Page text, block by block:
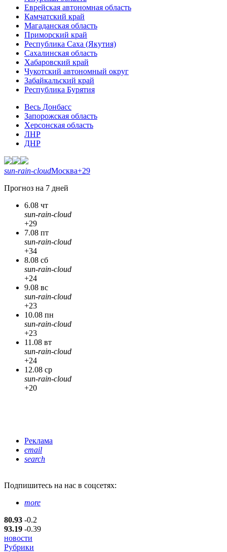
Еврейская автономная область
Камчатский край
Магаданская область
Приморский край
Республика Саха (Якутия)
Сахалинская область
Хабаровский край
Чукотский автономный округ
Забайкальский край
Республика Бурятия
Весь Донбасс
Запорожская область
Херсонская область
ЛНР
ДНР
sun-rain-cloudМосква+29
Прогноз на 7 дней
6.08 чт
sun-rain-cloud
+29
7.08 пт
sun-rain-cloud
+34
8.08 сб
sun-rain-cloud
+24
9.08 вс
sun-rain-cloud
+23
10.08 пн
sun-rain-cloud
+23
11.08 вт
sun-rain-cloud
+24
12.08 ср
sun-rain-cloud
+20
Реклама
email
search
Подпишитесь на нас в соцсетях:
more
80.93 -0.2
93.19 -0.39
новости
Рубрики